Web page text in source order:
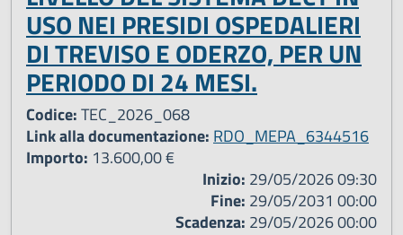
USO NEI PRESIDI OSPEDALIERI
DI TREVISO E ODERZO, PER UN
PERIODO DI 24 MESI.
Codice:TEC_2026_068
Link alla documentazione: RDO_MEPA_6344516
Importo: 13.600,00 €
Inizio: 29/05/2026 09:30
Fine: 29/05/2031 00:00
Scadenza: 29/05/2026 00:00